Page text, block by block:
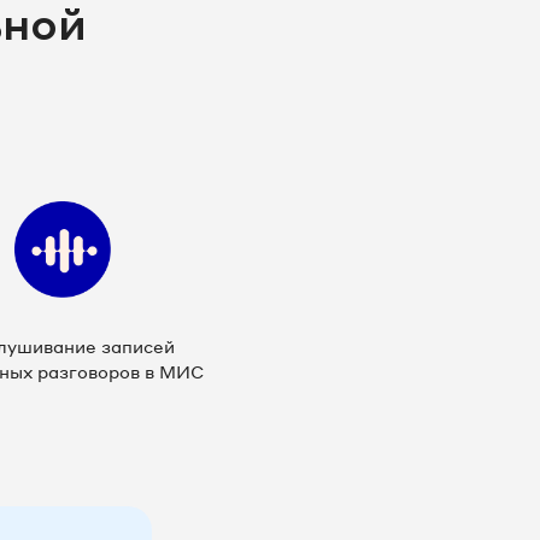
записей
разговоров в МИС